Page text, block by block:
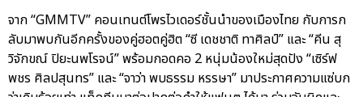
จาก “GMMTV” คอนเทนต์โพรไวเดอร์ชั้นนำของเมืองไทย กับการก
ลับมาพบกันอีกครั้งของคู่ฮอตคู่ฮิต “ซี เดชชาติ ทาศิลป์” และ “คีน สุ
วิจักขณ์ ปิยะนพโรจน์” พร้อมกอดคอ 2 หนุ่มน้องใหม่สุดปัง “เซิร์ฟ
พชร ศิลปสุนทร” และ “จาว่า พบธรรม หรรษา” มาประกาศความแซ่บก